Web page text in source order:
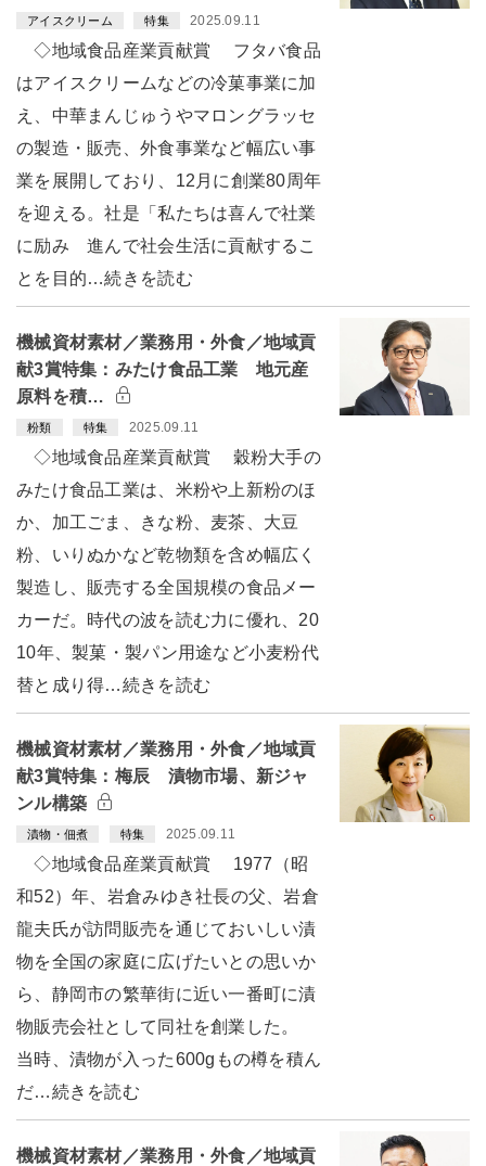
アイスクリーム 特集 2025.09.11
◇地域食品産業貢献賞 フタバ食品
はアイスクリームなどの冷菓事業に加
え、中華まんじゅうやマロングラッセ
の製造・販売、外食事業など幅広い事
業を展開しており、12月に創業80周年
を迎える。社是「私たちは喜んで社業
に励み 進んで社会生活に貢献するこ
とを目的…続きを読む
機械資材素材／業務用・外食／地域貢
献3賞特集：みたけ食品工業 地元産
原料を積…
粉類 特集 2025.09.11
◇地域食品産業貢献賞 穀粉大手の
みたけ食品工業は、米粉や上新粉のほ
か、加工ごま、きな粉、麦茶、大豆
粉、いりぬかなど乾物類を含め幅広く
製造し、販売する全国規模の食品メー
カーだ。時代の波を読む力に優れ、20
10年、製菓・製パン用途など小麦粉代
替と成り得…続きを読む
機械資材素材／業務用・外食／地域貢
献3賞特集：梅辰 漬物市場、新ジャ
ンル構築
漬物・佃煮 特集 2025.09.11
◇地域食品産業貢献賞 1977（昭
和52）年、岩倉みゆき社長の父、岩倉
龍夫氏が訪問販売を通じておいしい漬
物を全国の家庭に広げたいとの思いか
ら、静岡市の繁華街に近い一番町に漬
物販売会社として同社を創業した。
当時、漬物が入った600gもの樽を積ん
だ…続きを読む
機械資材素材／業務用・外食／地域貢